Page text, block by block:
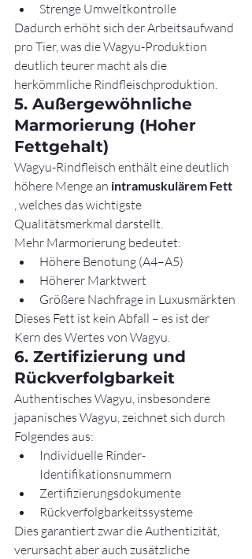
Strenge Umweltkontrolle
Dadurch erhöht sich der Arbeitsaufwand
pro Tier, was die Wagyu-Produktion
deutlich teurer macht als die
herkömmliche Rindfleischproduktion.
5. Außergewöhnliche
Marmorierung (Hoher
Fettgehalt)
Wagyu-Rindfleisch enthält eine deutlich
höhere Menge an intramuskulärem Fett
, welches das wichtigste
Qualitätsmerkmal darstellt.
Mehr Marmorierung bedeutet:
Höhere Benotung (A4–A5)
Höherer Marktwert
Größere Nachfrage in Luxusmärkten
Dieses Fett ist kein Abfall – es ist der
Kern des Wertes von Wagyu.
6. Zertifizierung und
Rückverfolgbarkeit
Authentisches Wagyu, insbesondere
japanisches Wagyu, zeichnet sich durch
Folgendes aus:
Individuelle Rinder-
Identifikationsnummern
Zertifizierungsdokumente
Rückverfolgbarkeitssysteme
Dies garantiert zwar die Authentizität,
verursacht aber auch zusätzliche